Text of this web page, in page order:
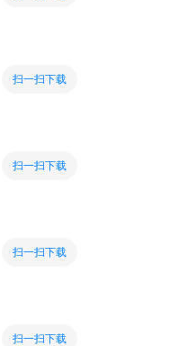
扫一扫下载
扫一扫下载
扫一扫下载
扫一扫下载